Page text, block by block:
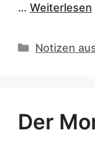
… Weiterlesen
Kategorien
Notizen
Der